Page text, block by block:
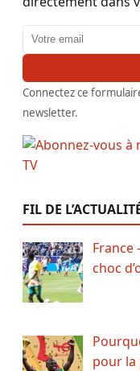
Adresse email
Connectez ce
newsletter.
FIL DE
France
choc
pour